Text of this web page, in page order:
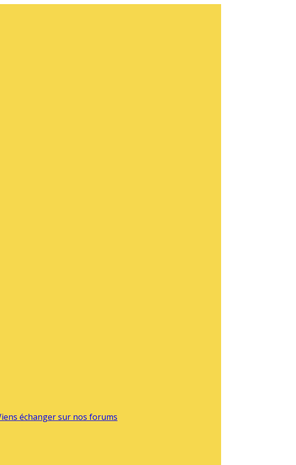
échanger sur nos forums